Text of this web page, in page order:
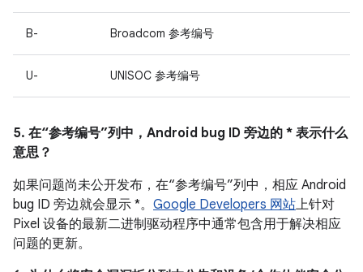
B- Broadcom 参考编号
U- UNISOC 参考编号
5. 在“参考编号”列中，Android bug ID 旁边的 * 表示什么
意思？
如果问题尚未公开发布，在“参考编号”列中，相应 Android
bug ID 旁边就会显示 *。 Google Developers 网站上针对
Pixel 设备的最新二进制驱动程序中通常包含用于解决相应
问题的更新。